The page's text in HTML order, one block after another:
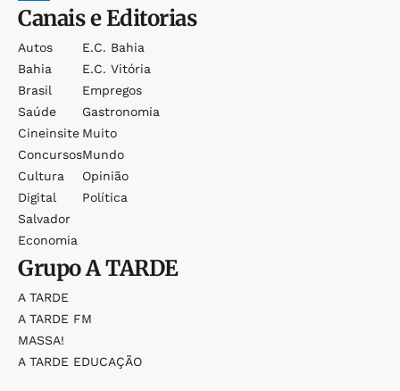
Canais e Editorias
Autos
Bahia
Brasil
Saúde
Cineinsite
Concursos
Cultura
Digital
Salvador
Economia
E.c. Bahia
E.c. Vitória
Empregos
Gastronomia
Muito
Mundo
Opinião
Política
GrupoA TARDE
A TARDE
A TARDE FM
MASSA!
A TARDE EDUCAÇÃO